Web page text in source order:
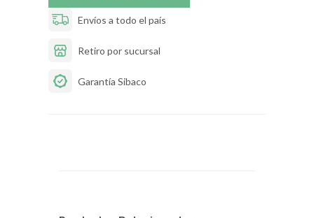
Envíos a todo el país
Retiro por sucursal
Garantía Sibaco